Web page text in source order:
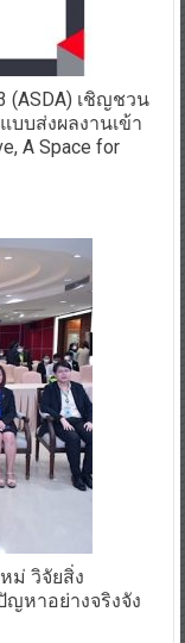
(ASDA) เชิญชวน
บส่งผลงานเข้า
A Space for
ม่ วิจัยสิ่ง
หาอย่างจริงจัง